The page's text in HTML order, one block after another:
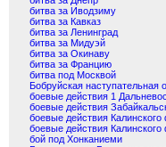
битва за Иводзиму
битва за Кавказ
битва за Ленинград
битва за Мидуэй
битва за Окинаву
битва за Францию
битва под Москвой
Бобруйская наступательная
боевые действия 1
боевые действия
боевые действия
боевые действия
бой под Хонканиеми